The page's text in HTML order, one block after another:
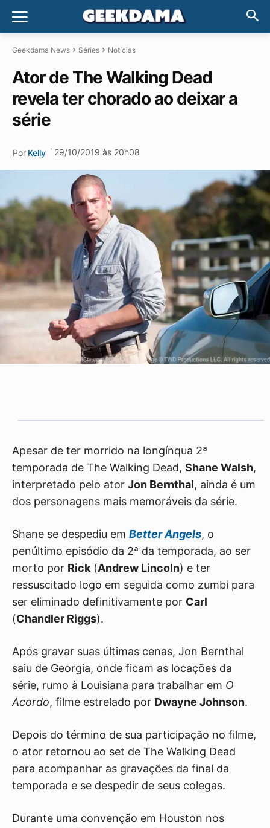
Geekdama News Séries Notícias
Ator de The Walking Dead
revela ter chorado ao deixar a
série
Por Kelly · 29/10/2019 às 20h08
Apesar de ter morrido na longínqua 2ª
temporada de The Walking Dead, Shane Walsh,
interpretado pelo ator Jon Bernthal, ainda é um
dos personagens mais memoráveis da série.
Shane se despediu em Better Angels, o
penúltimo episódio da 2ª da temporada, ao ser
morto por Rick(Andrew Lincoln) e ter
ressuscitado logo em seguida como zumbi para
ser eliminado definitivamente por Carl
(Chandler Riggs).
Após gravar suas últimas cenas, Jon Bernthal
saiu de Georgia, onde ficam as locações da
série, rumo à Louisiana para trabalhar em O
Acordo, filme estrelado por Dwayne Johnson.
Depois do término de sua participação no filme,
o ator retornou ao set de The Walking Dead
para acompanhar as gravações da final da
temporada e se despedir de seus colegas.
Durante uma convenção em Houston nos